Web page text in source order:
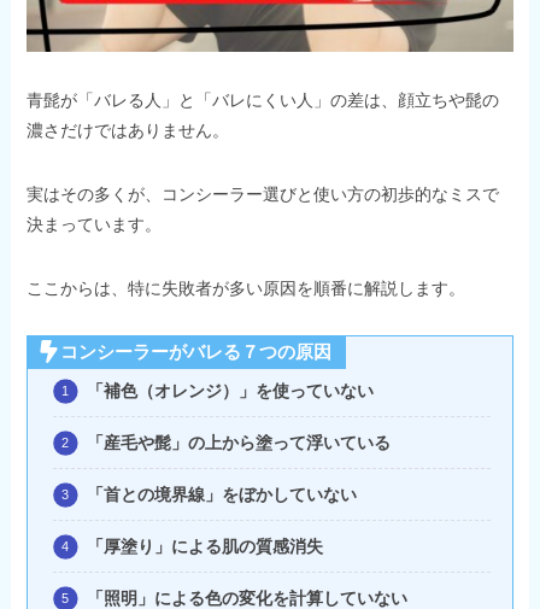
青髭が「バレる人」と「バレにくい人」の差は、顔立ちや髭の
濃さだけではありません。
実はその多くが、コンシーラー選びと使い方の初歩的なミスで
決まっています。
ここからは、特に失敗者が多い原因を順番に解説します。
コンシーラーがバレる７つの原因
「補色（オレンジ）」を使っていない
「産毛や髭」の上から塗って浮いている
「首との境界線」をぼかしていない
「厚塗り」による肌の質感消失
「照明」による色の変化を計算していない